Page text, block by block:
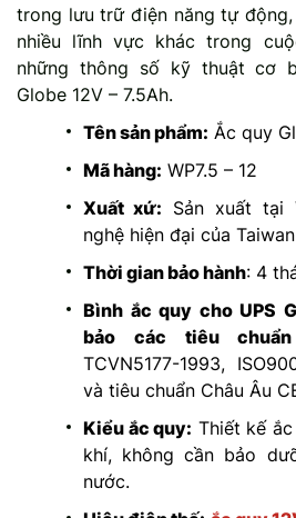
trong lưu trữ điện năng tự
nhiều lĩnh vực khác trong
những thông số kỹ thuật cơ
Globe 12V – 7.5Ah.
Tên sản phẩm: Ắc quy
Mã hàng: WP7.5 – 12
Xuất xứ: Sản xuất tại
nghệ hiện đại của
Thời gian bảo hành: 4
Bình ắc quy cho UPS
bảo các tiêu
TCVN5177-1993,
và tiêu chuẩn Châu Âu
Kiểu ắc quy: Thiết kế
khí, không cần bảo
nước.